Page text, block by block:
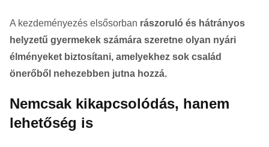
A kezdeményezés elsősorban rászoruló és hátrányos
helyzetű gyermekek számára szeretne olyan nyári
élményeket biztosítani, amelyekhez sok család
önerőből nehezebben jutna hozzá.
Nemcsak kikapcsolódás, hanem
lehetőség is